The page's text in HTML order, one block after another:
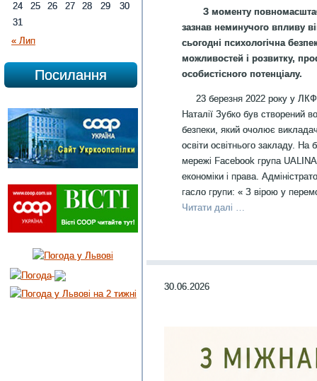
« Лип
24
25 26 27 28 29
30
31
Посилання
З моменту
зазнав неминучого впливу
сьогодні психологічна
можливостей і розвитку,
особистісного потенціалу.
23 березня 2022 року у
Наталії Зубко був створений
безпеки, який очолює
освіти освітнього закладу. На
мережі Facebook група
економіки і права.
гасло групи: « З вірою у
Читати далі …
30.06.2026